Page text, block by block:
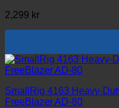
2,299 kr
SmallRig 4163 Heavy-
FreeBlazer AD-80